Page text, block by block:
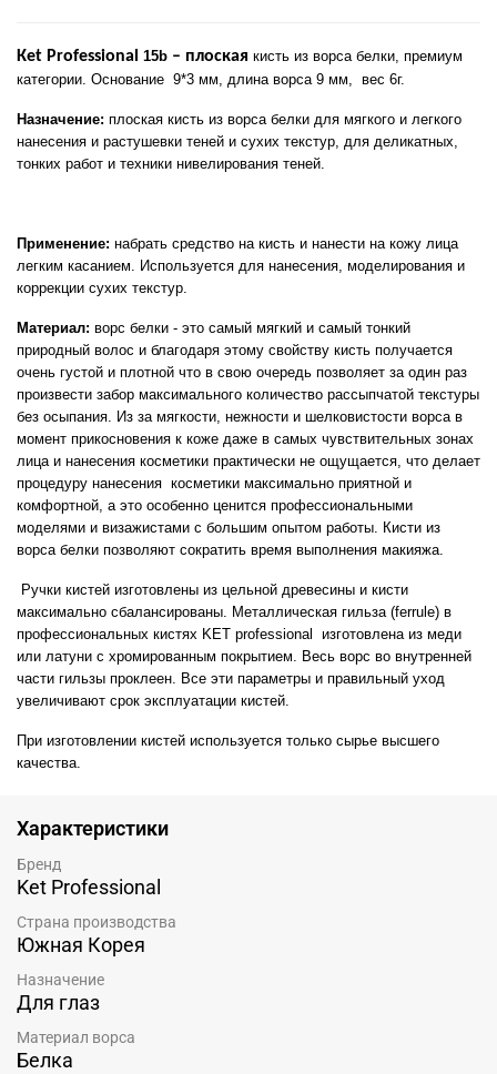
Кet Professional 15b – плоская кисть из ворса белки, премиум
категории. Основание 9*3 мм, длина ворса 9 мм, вес 6г.
Назначение: плоская кисть из ворса белки для мягкого и легкого
нанесения и растушевки теней и сухих текстур, для деликатных,
тонких работ и техники нивелирования теней.
Применение: набрать средство на кисть и нанести на кожу лица
легким касанием. Используется для нанесения, моделирования и
коррекции сухих текстур.
Материал: ворс белки - это самый мягкий и самый тонкий
природный волос и благодаря этому свойству кисть получается
очень густой и плотной что в свою очередь позволяет за один раз
произвести забор максимального количество рассыпчатой текстуры
без осыпания. Из за мягкости, нежности и шелковистости ворса в
момент прикосновения к коже даже в самых чувствительных зонах
лица и нанесения косметики практически не ощущается, что делает
процедуру нанесения косметики максимально приятной и
комфортной, а это особенно ценится профессиональными
моделями и визажистами с большим опытом работы. Кисти из
ворса белки позволяют сократить время выполнения макияжа.
Ручки кистей изготовлены из цельной древесины и кисти
максимально сбалансированы. Металлическая гильза (ferrule) в
профессиональных кистях KET professional
изготовлена из меди
или латуни с хромированным покрытием. Весь ворс во внутренней
части гильзы проклеен. Все эти параметры и правильный уход
увеличивают срок эксплуатации кистей.
При изготовлении кистей используется только сырье высшего
качества.
Характеристики
Бренд
Ket Professional
Страна производства
Южная Корея
Назначение
Для глаз
Материал ворса
Белка